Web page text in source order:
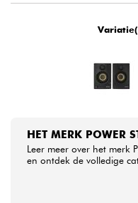
Kabels &
HET MERK POWER
Leer meer over het merk
en ontdek de volledige